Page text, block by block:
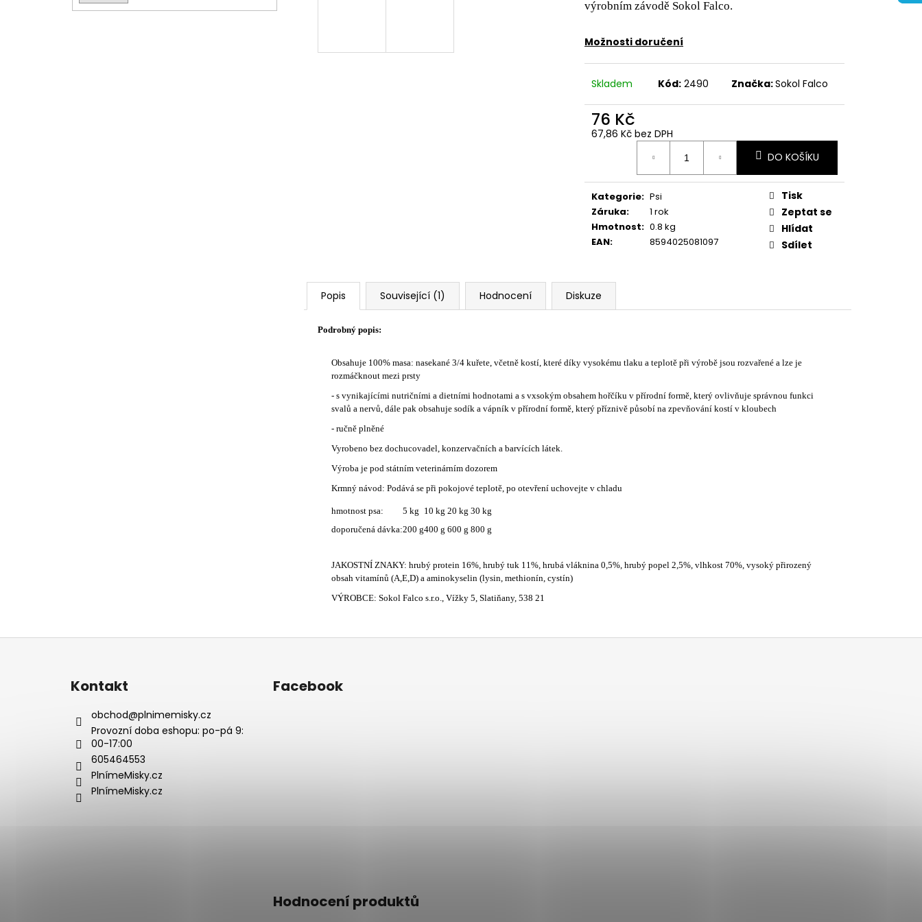
výrobním závodě Sokol Falco.
Možnosti doručení
Skladem Kód: 2490 Značka:Sokol Falco
76 Kč
67,86 Kč bez DPH
DO KOŠÍKU
Kategorie: Psi
Záruka:
1 rok
Hmotnost: 0.8 kg
EAN: 8594025081097
Tisk
Zeptat se
Hlídat
Sdílet
Popis Související (1) Hodnocení Diskuze
Podrobný popis:
Obsahuje 100% masa: nasekané 3/4 kuřete, včetně kostí, které díky vysokému tlaku a teplotě při výrobě jsou rozvařené a lze je
rozmáčknout mezi prsty
- s vynikajícími nutričními a dietními hodnotami a s vxsokým obsahem hořčíku v přírodní formě, který ovlivňuje správnou funkci
svalů a nervů, dále pak obsahuje sodík a vápník v přírodní formě, který příznivě působí na zpevňování kostí v kloubech
- ručně plněné
Vyrobeno bez dochucovadel, konzervačních a barvících látek.
Výroba je pod státním veterinárním dozorem
Krmný návod: Podává se při pokojové teplotě, po otevření uchovejte v chladu
hmotnost psa: 5 kg 10 kg 20 kg 30 kg
doporučená dávka:200 g400 g 600 g 800 g
JAKOSTNÍ ZNAKY: hrubý protein 16%, hrubý tuk 11%, hrubá vláknina 0,5%, hrubý popel 2,5%, vlhkost 70%, vysoký přirozený
obsah vitamínů (A,E,D) a aminokyselin (lysin, methionín, cystín)
VÝROBCE: Sokol Falco s.r.o., Vížky 5, Slatiňany, 538 21
Z
Kontakt
obchod@plnimemisky.cz
Provozní doba eshopu: po-pá 9:
00-17:00
605464553
PlnímeMisky.cz
PlnímeMisky.cz
Facebook
Hodnocení produktů